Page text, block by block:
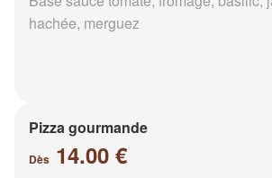
hachée, merguez
Pizza gourmande
Dès 14.00 €